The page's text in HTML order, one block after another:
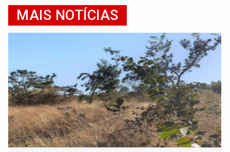
MAIS NOTÍCIAS